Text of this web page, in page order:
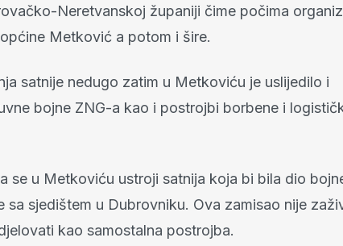
Neretvanskoj županiji čime počima
Metković a potom i šire.
satnije nedugo zatim u Metkoviću je uslijedilo i
bojne ZNG-a kao i postrojbi borbene i
se u Metkoviću ustroji satnija koja bi bila dio
sa sjedištem u Dubrovniku. Ova zamisao nije
kao samostalna postrojba.